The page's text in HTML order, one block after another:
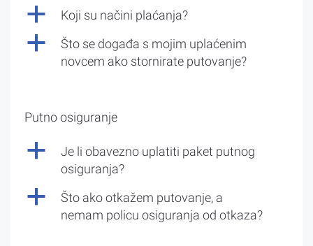
a Koji su načini plaćanja?
a
Što se događa s mojim uplaćenim
novcem ako stornirate putovanje?
Putno osiguranje
a
Je li obavezno uplatiti paket putnog
osiguranja?
a
Što ako otkažem putovanje, a
nemam policu osiguranja od otkaza?